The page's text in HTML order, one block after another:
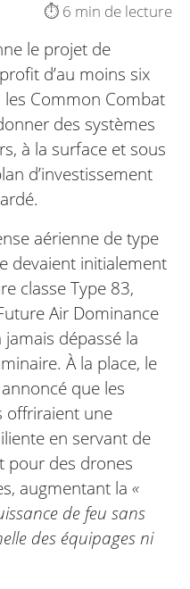
⏱️ 6 min de lecture
le projet de
d’au moins six
Common Combat
des systèmes
à la surface et sous
d’investissement
aérienne de type
devaient initialement
classe Type 83,
Air Dominance
jamais dépassé la
À la place, le
que les
offriraient une
en servant de
pour des drones
augmentant la «
de feu sans
des équipages ni